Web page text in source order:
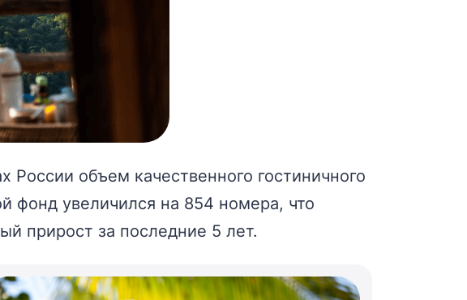
России объем качественного гостиничного
фонд увеличился на 854 номера, что
прирост за последние 5 лет.